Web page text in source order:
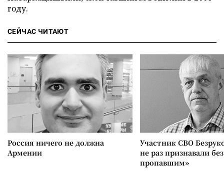
году.
СЕЙЧАС ЧИТАЮТ
Россия ничего не должна
Армении
Участник СВО
не раз признавали
пропавшим»